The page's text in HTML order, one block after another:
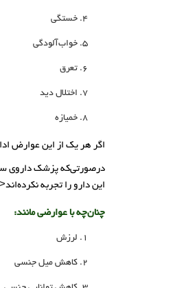
خستگی
خواب‌آلودگی
تعرق
اختلال دید
خمیازه
اگر هر یک از این عوارض
درصورتی‌که پزشک داروی
این دارو را تجربه نکرده‌اند<
چنان‌چه با عوارضی مانند:
لرزش
کاهش میل جنسی